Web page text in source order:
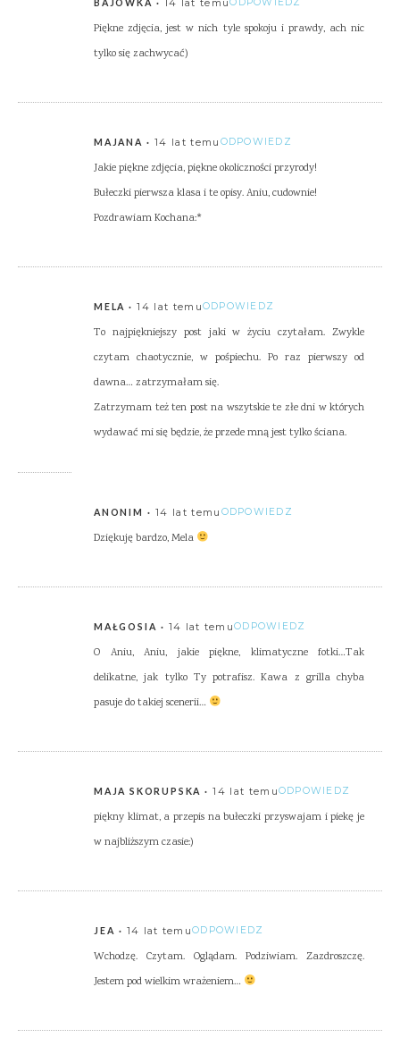
BAJOWKA 14 lat temuODPOWIEDZ
Piękne zdjęcia, jest w nich tyle spokoju i prawdy, ach nic
tylko się zachwycać)
MAJANA 14 lat temu ODPOWIEDZ
Jakie piękne zdjęcia, piękne okoliczności przyrody!
Bułeczki pierwsza klasa i te opisy. Aniu, cudownie!
Pozdrawiam Kochana:*
MELA 14 lat temuODPOWIEDZ
To najpiękniejszy post jaki w życiu czytałam. Zwykle
czytam chaotycznie, w pośpiechu. Po raz pierwszy od
dawna… zatrzymałam się.
Zatrzymam też ten post na wszytskie te złe dni w których
wydawać mi się będzie, że przede mną jest tylko ściana.
ANONIM 14 lat temu ODPOWIEDZ
Dziękuję bardzo, Mela
MAŁGOSIA 14 lat temuODPOWIEDZ
O Aniu, Aniu, jakie piękne, klimatyczne fotki…Tak
delikatne, jak tylko Ty potrafisz. Kawa z grilla chyba
pasuje do takiej scenerii…
MAJA SKORUPSKA 14 lat temuODPOWIEDZ
piękny klimat, a przepis na bułeczki przyswajam i piekę je
w najbliższym czasie:)
JEA 14 lat temuODPOWIEDZ
Wchodzę. Czytam. Oglądam. Podziwiam. Zazdroszczę.
Jestem pod wielkim wrażeniem…